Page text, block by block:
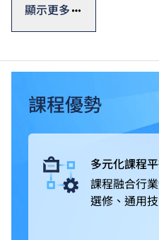
職專文憑課程一般修讀期為
用指標，資歷廣獲認可。
畢業生可升讀VTC高級文憑
獲豁免修讀部分課程單元^。
界，亦可繼續進修，取得更
顯示更多
課程優勢
多元化課程
課程融合行
選修、通用